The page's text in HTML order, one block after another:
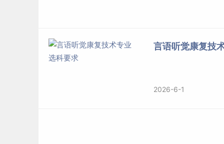
言语听觉康复技
2026-6-1